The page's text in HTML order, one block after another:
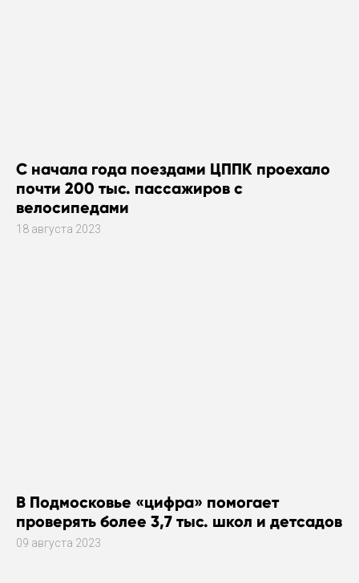
С начала года поездами ЦППК проехало
почти 200 тыс. пассажиров с
велосипедами
18 августа 2023
В Подмосковье «цифра» помогает
проверять более 3,7 тыс. школ и детсадов
09 августа 2023